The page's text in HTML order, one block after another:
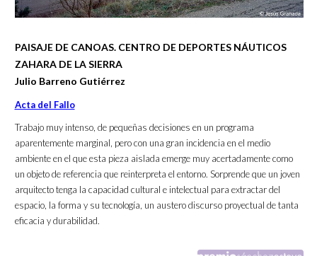
PAISAJE DE CANOAS. CENTRO DE DEPORTES NÁUTICOS
ZAHARA DE LA SIERRA
Julio Barreno Gutiérrez
Acta del Fallo
Trabajo muy intenso, de pequeñas decisiones en un programa
aparentemente marginal, pero con una gran incidencia en el medio
ambiente en el que esta pieza aislada emerge muy acertadamente como
un objeto de referencia que reinterpreta el entorno. Sorprende que un joven
arquitecto tenga la capacidad cultural e intelectual para extractar del
espacio, la forma y su tecnología, un austero discurso proyectual de tanta
eficacia y durabilidad.